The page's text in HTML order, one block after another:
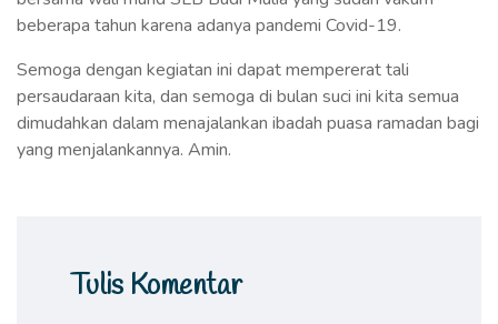
beberapa tahun karena adanya pandemi Covid-19.
Semoga dengan kegiatan ini dapat mempererat tali
persaudaraan kita, dan semoga di bulan suci ini kita semua
dimudahkan dalam menajalankan ibadah puasa ramadan bagi
yang menjalankannya. Amin.
Tulis Komentar